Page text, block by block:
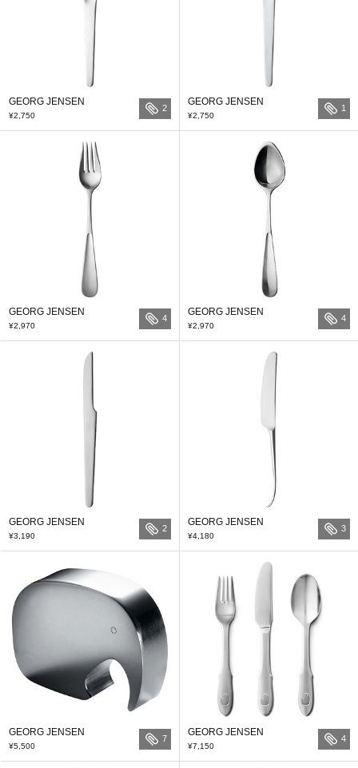
GEORG JENSEN
¥2,750
2
GEORG JENSEN
¥2,750
1
GEORG JENSEN
¥2,970
4
GEORG JENSEN
¥2,970
4
GEORG JENSEN
¥3,190
2
GEORG JENSEN
¥4,180
3
GEORG JENSEN
¥5,500
7
GEORG JENSEN
¥7,150
4